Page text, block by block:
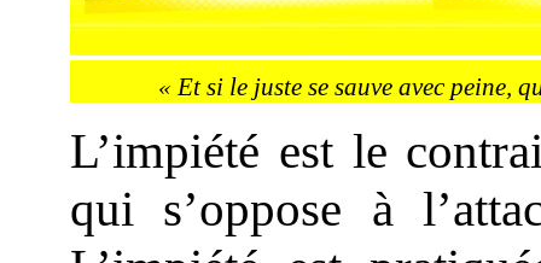
« Et si le juste se sauve avec peine,
L’impiété est le
qui s’oppose à